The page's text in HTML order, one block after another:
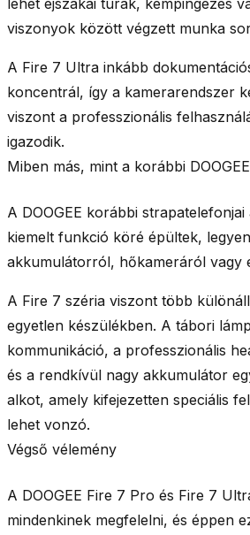
lehet éjszakai túrák, kempingezés
viszonyok között végzett munka
A Fire 7 Ultra inkább
koncentrál, így a kamerarendszer
viszont a professzionális
igazodik.
Miben más, mint a korábbi
A DOOGEE korábbi
kiemelt funkció köré épültek,
akkumulátorról, hőkameráról vagy
A Fire 7 széria viszont több
egyetlen készülékben. A tábori
kommunikáció, a professzionális
és a rendkívül nagy akkumulátor
alkot, amely kifejezetten speciális
lehet vonzó.
Végső vélemény
A DOOGEE Fire 7 Pro és Fire 7
mindenkinek megfelelni, és éppen